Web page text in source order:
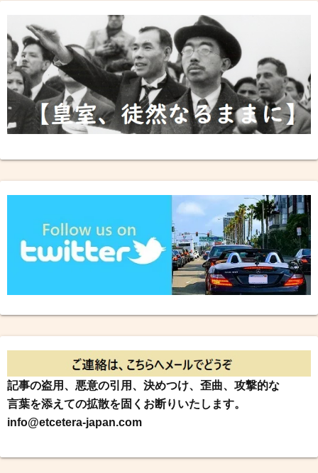
記事の盗用、悪意の引用、決めつけ、歪曲、攻撃的な
言葉を添えての拡散を固くお断りいたします。
info@etcetera-japan.com